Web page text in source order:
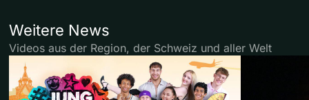
Weitere News
Videos aus der Region, der Schweiz und aller Welt